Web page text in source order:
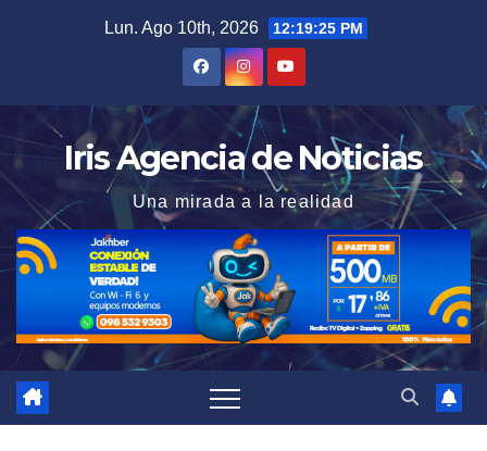
Lun. Ago 10th, 2026 12:19:27 PM
Iris Agencia de Noticias
Una mirada a la realidad